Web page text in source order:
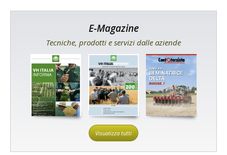
E-Magazine
Tecniche, prodotti e servizi dalle aziende
Visualizza tutti